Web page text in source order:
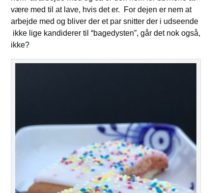
være med til at lave, hvis det er. For dejen er nem at
arbejde med og bliver der et par snitter der i udseende
ikke lige kandiderer til “bagedysten”, går det nok også,
ikke?